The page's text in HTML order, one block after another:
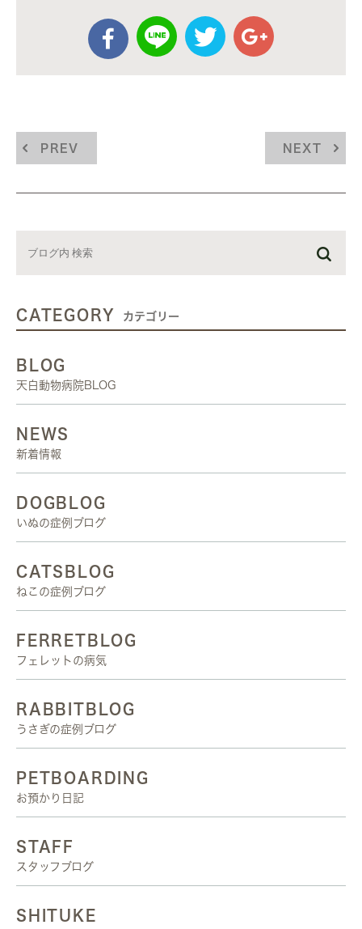
PREV NEXT
CATEGORY カテゴリー
BLOG
天白動物病院BLOG
NEWS
新着情報
DOGBLOG
いぬの症例ブログ
CATSBLOG
ねこの症例ブログ
FERRETBLOG
フェレットの病気
RABBITBLOG
うさぎの症例ブログ
PETBOARDING
お預かり日記
STAFF
スタッフブログ
SHITUKE